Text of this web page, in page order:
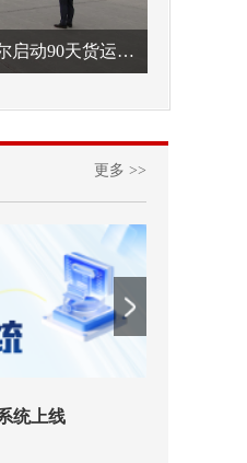
三方执法力量集结 呼伦贝尔启动90天货运车辆违法专项整治
更多 >>